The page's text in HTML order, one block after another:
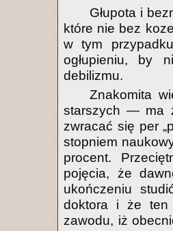
Głupota i
które nie bez
w tym
ogłupieniu, by
debilizmu.
Znakomita
starszych — ma
zwracać się per
stopniem
procent.
pojęcia, że
ukończeniu
doktora i że ten
zawodu, iż